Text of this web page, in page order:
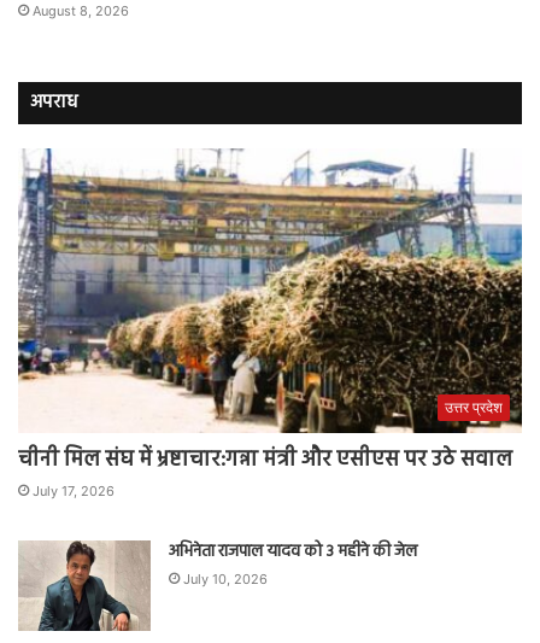
August 8, 2026
अपराध
उत्तर प्रदेश
चीनी मिल संघ में भ्रष्टाचार:गन्ना मंत्री और एसीएस पर उठे सवाल
July 17, 2026
अभिनेता राजपाल यादव को 3 महीने की जेल
July 10, 2026